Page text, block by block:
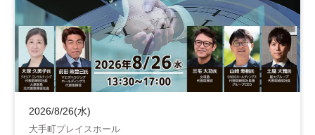
2026/8/26(水)
大手町プレイスホール